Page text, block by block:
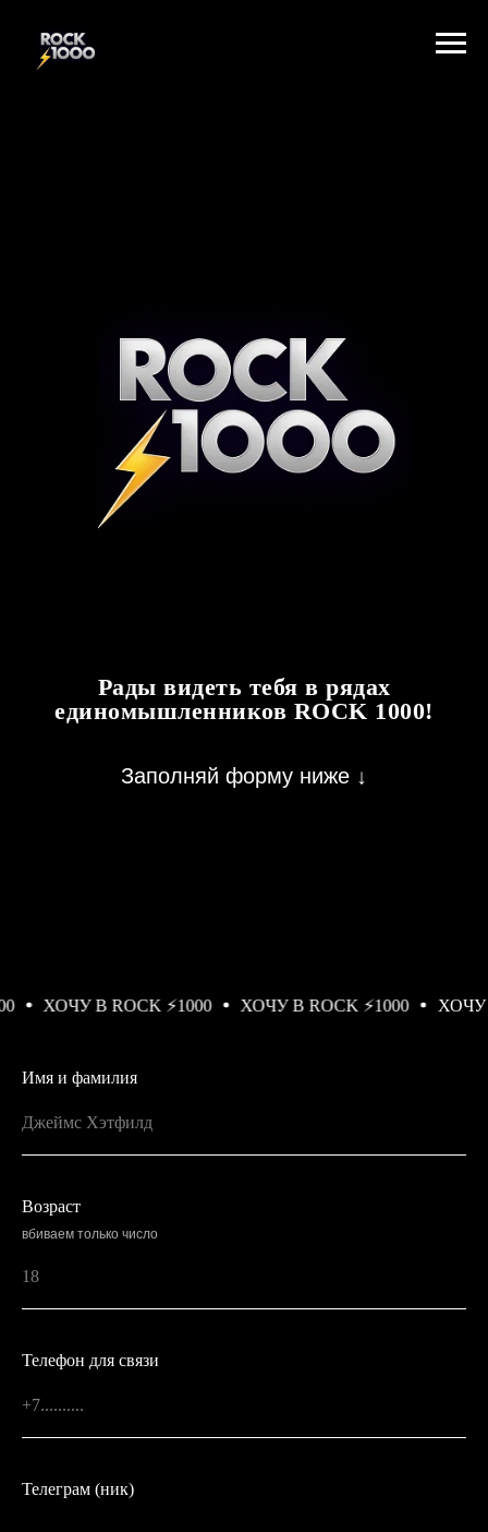
Рады видеть тебя в рядах
единомышленников ROCK 1000!
Заполняй форму ниже ↓
ХОЧУ В ROCK ⚡️1000 ХОЧУ В ROCK ⚡️1000 ХОЧУ
Имя и фамилия
Возраст
вбиваем только число
Телефон для связи
Телеграм (ник)